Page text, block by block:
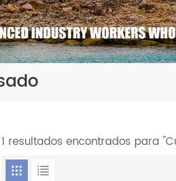
1 resultados encontrados para